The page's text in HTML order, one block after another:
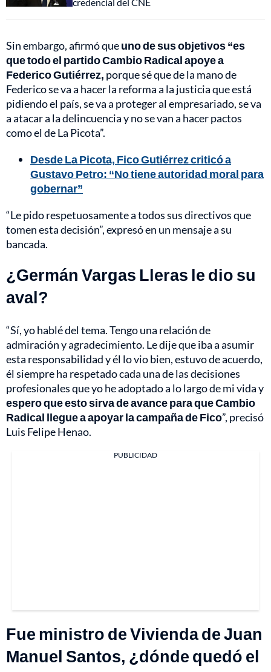
Sin embargo, afirmó queuno de sus objetivos “es
que todo el partido Cambio Radical apoye a
Federico Gutiérrez, porque sé que de la mano de
Federico se va a hacer la reforma a la justicia que está
pidiendo el país, se va a proteger al empresariado, se va
a atacar a la delincuencia y no se van a hacer pactos
como el de La Picota”.
Desde La Picota, Fico Gutiérrez criticó a
Gustavo Petro: “No tiene autoridad moral para
gobernar”
“Le pido respetuosamente a todos sus directivos que
tomen esta decisión”, expresó en un mensaje a su
bancada.
¿Germán Vargas Lleras le dio su
aval?
“Sí, yo hablé del tema. Tengo una relación de
admiración y agradecimiento. Le dije que iba a asumir
esta responsabilidad y él lo vio bien, estuvo de acuerdo,
él siempre ha respetado cada una de las decisiones
profesionales que yo he adoptado a lo largo de mi vida y
espero que esto sirva de avance para que Cambio
Radical llegue a apoyar la campaña de Fico”, precisó
Luis Felipe Henao.
PUBLICIDAD
Fue ministro de Vivienda de Juan
Manuel Santos, ¿dónde quedó el